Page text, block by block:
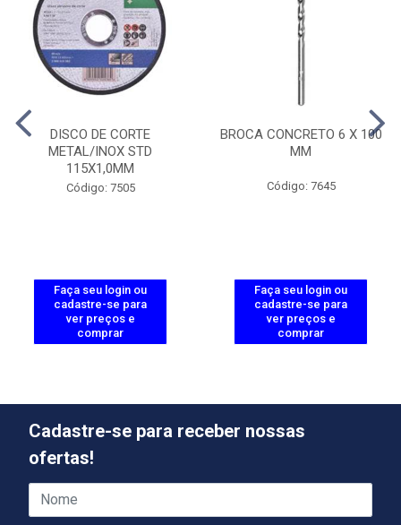
DISCO DE CORTE
METAL/INOX STD
115X1,0MM
Código: 7505
Faça seu login ou
cadastre-se para
ver preços e
comprar
BROCA CONCRETO 6 X 100
MM
Código: 7645
Faça seu login ou
cadastre-se para
ver preços e
comprar
Cadastre-se para receber nossas
ofertas!